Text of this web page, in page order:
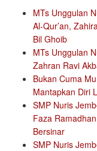
MTs Unggulan
Al-Qur’an,
Bil Ghoib
MTs Unggulan
Zahran Ravi
Bukan Cuma
Mantapkan Diri
SMP Nuris
Faza
Bersinar
SMP Nuris